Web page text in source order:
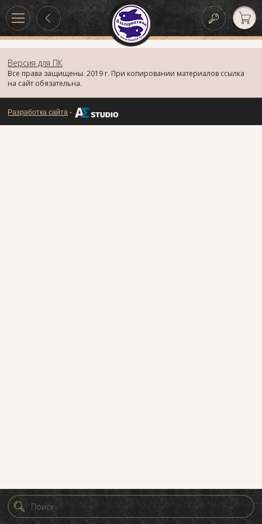
Версия для ПК
Все права защищены. 2019 г. При копировании материалов ссылка
на сайт обязательна.
Разработка сайта -